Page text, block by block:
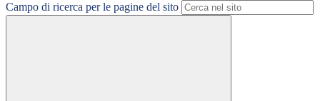
Campo di ricerca per le pagine del sito